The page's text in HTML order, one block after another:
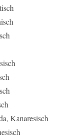
Kanaresisch